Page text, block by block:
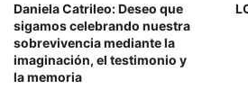
Daniela Catrileo: Deseo que
sigamos celebrando nuestra
sobrevivencia mediante la
imaginación, el testimonio y
la memoria